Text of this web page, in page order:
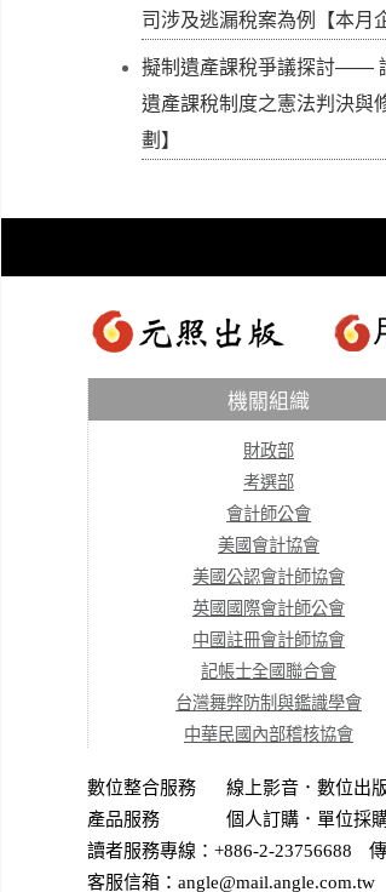
司涉及逃漏稅案為例【本月
擬制遺產課稅爭議探討——
遺產課稅制度之憲法判決與
劃】
機關組織
財政部
考選部
會計師公會
美國會計協會
美國公認會計師協會
英國國際會計師公會
中國註冊會計師協會
記帳士全國聯合會
台灣舞弊防制與鑑識學會
中華民國內部稽核協會
數位整合服務 線上影音 ． 數位出
產品服務
個人訂購 ． 單位採
讀者服務專線：+886-2-23756688
客服信箱：angle@mail.angle.com.tw